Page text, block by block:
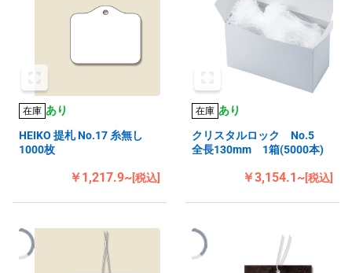
在庫 あり
HEIKO 提札 No.17 糸無し
1000枚
￥1,217.9~[税込]
在庫 あり
クリスタルロック No.5
全長130mm 1箱(5000本)
￥3,154.1~[税込]